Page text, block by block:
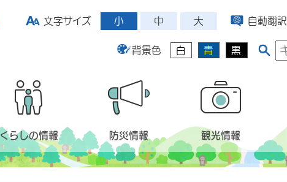
文字サイズ
小 中 大 自動翻訳
背景色 白 青 黒
くらしの情報 防災情報 観光情報